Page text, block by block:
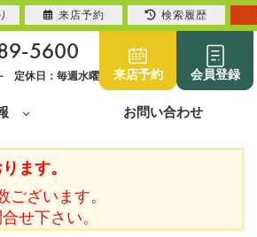
5600
定休日：毎週水曜 来店予約 会員登録
お問い合わせ
ます。
ざいます。
せ下さい。
来店予約 検索履歴